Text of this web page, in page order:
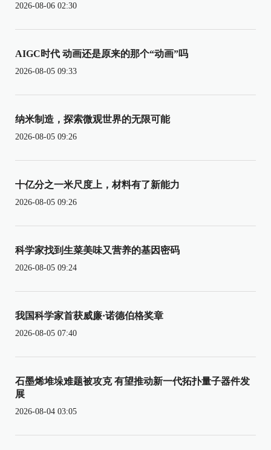
2026-08-06 02:30
AIGC时代 动画还是原来的那个“动画”吗
2026-08-05 09:33
纳米制造，探索微观世界的无限可能
2026-08-05 09:26
十亿分之一米尺度上，材料有了新能力
2026-08-05 09:26
科学家找到生菜美味又营养的基因密码
2026-08-05 09:24
我国科学家首获威廉·诺德伯格奖章
2026-08-05 07:40
石墨烯堆垛难题被攻克 有望推动新一代拓扑量子器件发
展
2026-08-04 03:05